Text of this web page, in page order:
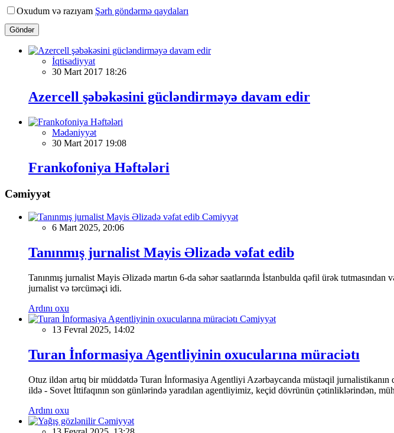
Oxudum və razıyam Şərh göndərmə qaydaları
Göndər
İqtisadiyyat
30 Mart 2017 18:26
Azercell şəbəkəsini gücləndirməyə davam edir
Mədəniyyət
30 Mart 2017 19:08
Frankofoniya Həftələri
Cəmiyyət
Cəmiyyət
6 Mart 2025, 20:06
Tanınmış jurnalist Mayis Əlizadə vəfat edib
Tanınmış jurnalist Mayis Əlizadə martın 6-da səhər saatlarında İstanbulda qəfil ürək
jurnalist və tərcüməçi idi.
Ardını oxu
Cəmiyyət
13 Fevral 2025, 14:02
Turan İnformasiya Agentliyinin oxucularına müraciətı
Otuz ildən artıq bir müddətdə Turan İnformasiya Agentliyi Azərbaycanda müstəqil
ildə - Sovet İttifaqının son günlərində yaradılan agentliyimiz, keçid dövrünün çətinliklərindən,
Ardını oxu
Cəmiyyət